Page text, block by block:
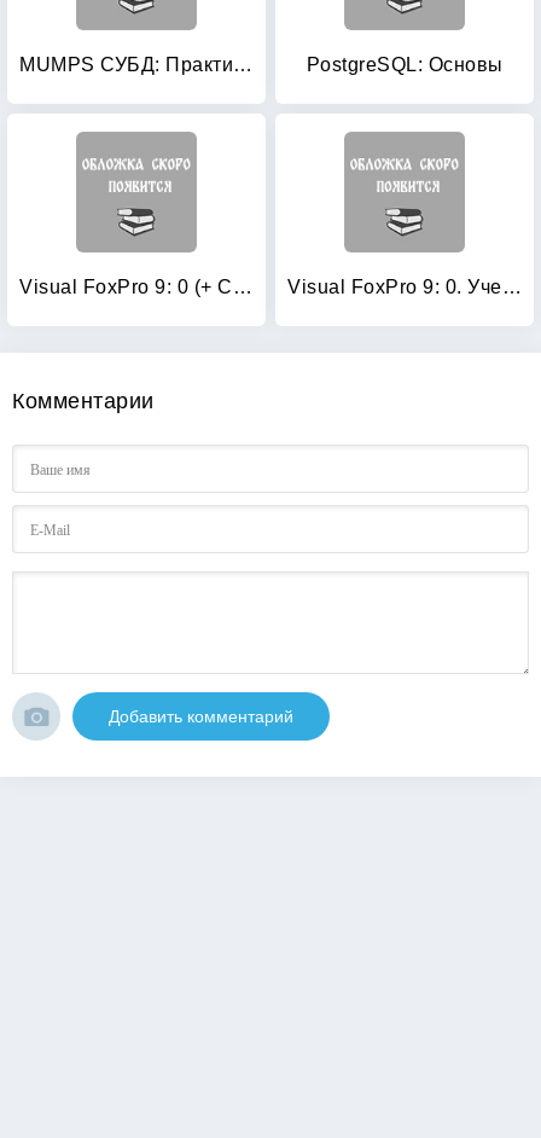
MUMPS СУБД: Практика применения и опыт программирования PostgreSQL: Основы
Visual FoxPro 9: 0 (+ CD-ROM) Visual FoxPro 9: 0. Учебный курс
Комментарии